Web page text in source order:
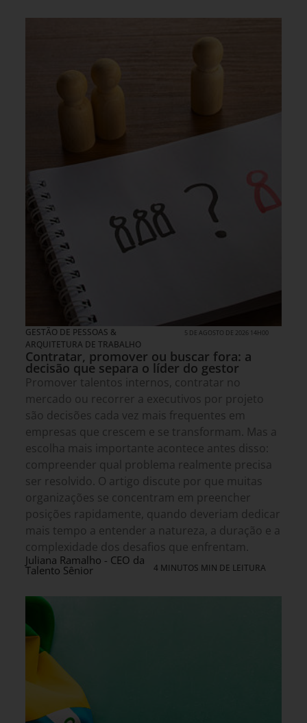
GESTÃO DE PESSOAS &
ARQUITETURA DE TRABALHO
5 DE AGOSTO DE 2026 14H00
Contratar, promover ou buscar fora: a
decisão que separa o líder do gestor
Promover talentos internos, contratar no
mercado ou recorrer a executivos por projeto
são decisões cada vez mais frequentes em
empresas que crescem e se transformam. Mas a
escolha mais importante acontece antes disso:
compreender qual problema realmente precisa
ser resolvido. O artigo discute por que muitas
organizações se concentram em preencher
posições rapidamente, quando deveriam dedicar
mais tempo a entender a natureza, a duração e a
complexidade dos desafios que enfrentam.
Juliana Ramalho - CEO da
Talento Sênior 4 MINUTOS MIN DE LEITURA